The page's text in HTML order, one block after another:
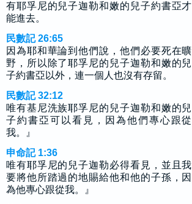
有耶孚尼的兒子迦勒和嫩的兒子約書亞才
能進去。
民數記 26:65
因為耶和華論到他們說，他們必要死在曠
野，所以除了耶孚尼的兒子迦勒和嫩的兒
子約書亞以外，連一個人也沒有存留。
民數記 32:12
唯有基尼洗族耶孚尼的兒子迦勒和嫩的兒
子約書亞可以看見，因為他們專心跟從
我。』
申命記 1:36
唯有耶孚尼的兒子迦勒必得看見，並且我
要將他所踏過的地賜給他和他的子孫，因
為他專心跟從我。』